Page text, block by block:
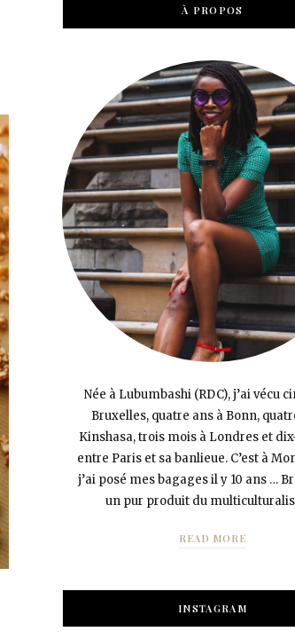
À PROPOS
Née à Lubumbashi (RDC), j’ai vécu
Bruxelles, quatre ans à Bonn,
Kinshasa, trois mois à Londres et
entre Paris et sa banlieue. C’est à
j’ai posé mes bagages il y 10 ans …
un pur produit du
READ MORE
INSTAGRAM